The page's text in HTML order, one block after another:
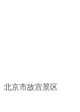
北京市故宫景区